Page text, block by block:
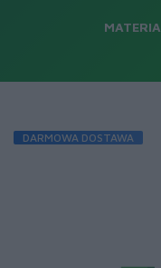
DARMOWA DOSTAWA